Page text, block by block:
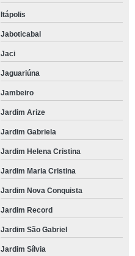
Itápolis
Jaboticabal
Jaci
Jaguariúna
Jambeiro
Jardim Arize
Jardim Gabriela
Jardim Helena Cristina
Jardim Maria Cristina
Jardim Nova Conquista
Jardim Record
Jardim São Gabriel
Jardim Sílvia